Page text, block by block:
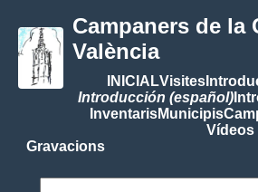
Campaners de la
València
INICIALVisites
Introducción (español)
InventarisMunicipis
Vídeos
Gravacions